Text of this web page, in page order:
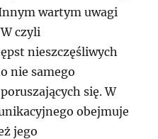
wartym uwagi
czyli
nieszczęśliwych
nie samego
się. W
obejmuje
jego